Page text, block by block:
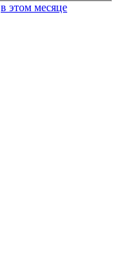
в этом месяце